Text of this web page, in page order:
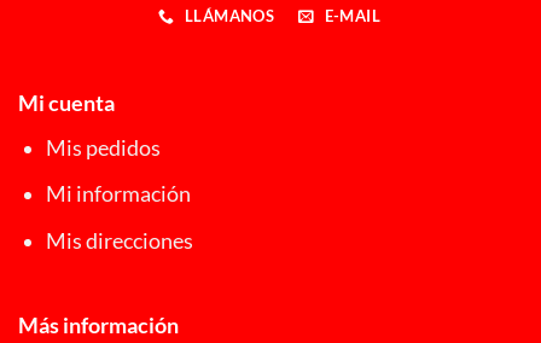
LLÁMANOS E-MAIL
Mi cuenta
Mis pedidos
Mi información
Mis direcciones
Más información